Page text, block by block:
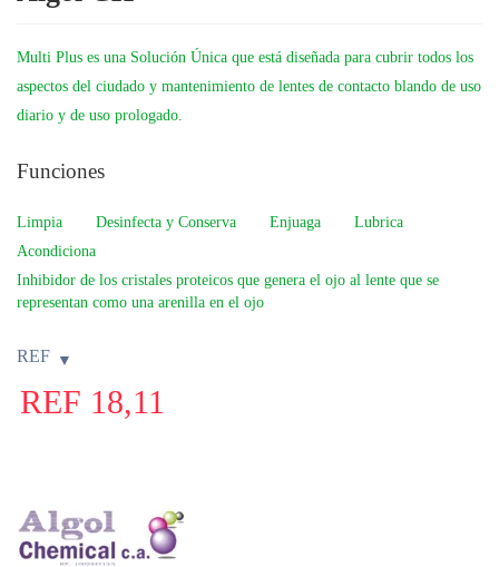
Multi Plus es una Solución Única que está diseñada para cubrir todos los
aspectos del ciudado y mantenimiento de lentes de contacto blando de uso
diario y de uso prologado.
Funciones
Limpia Desinfecta y Conserva Enjuaga
Lubrica
Acondiciona
Inhibidor de los cristales proteicos que genera el ojo al lente que se
representan como una arenilla en el ojo
REF
REF 18,11